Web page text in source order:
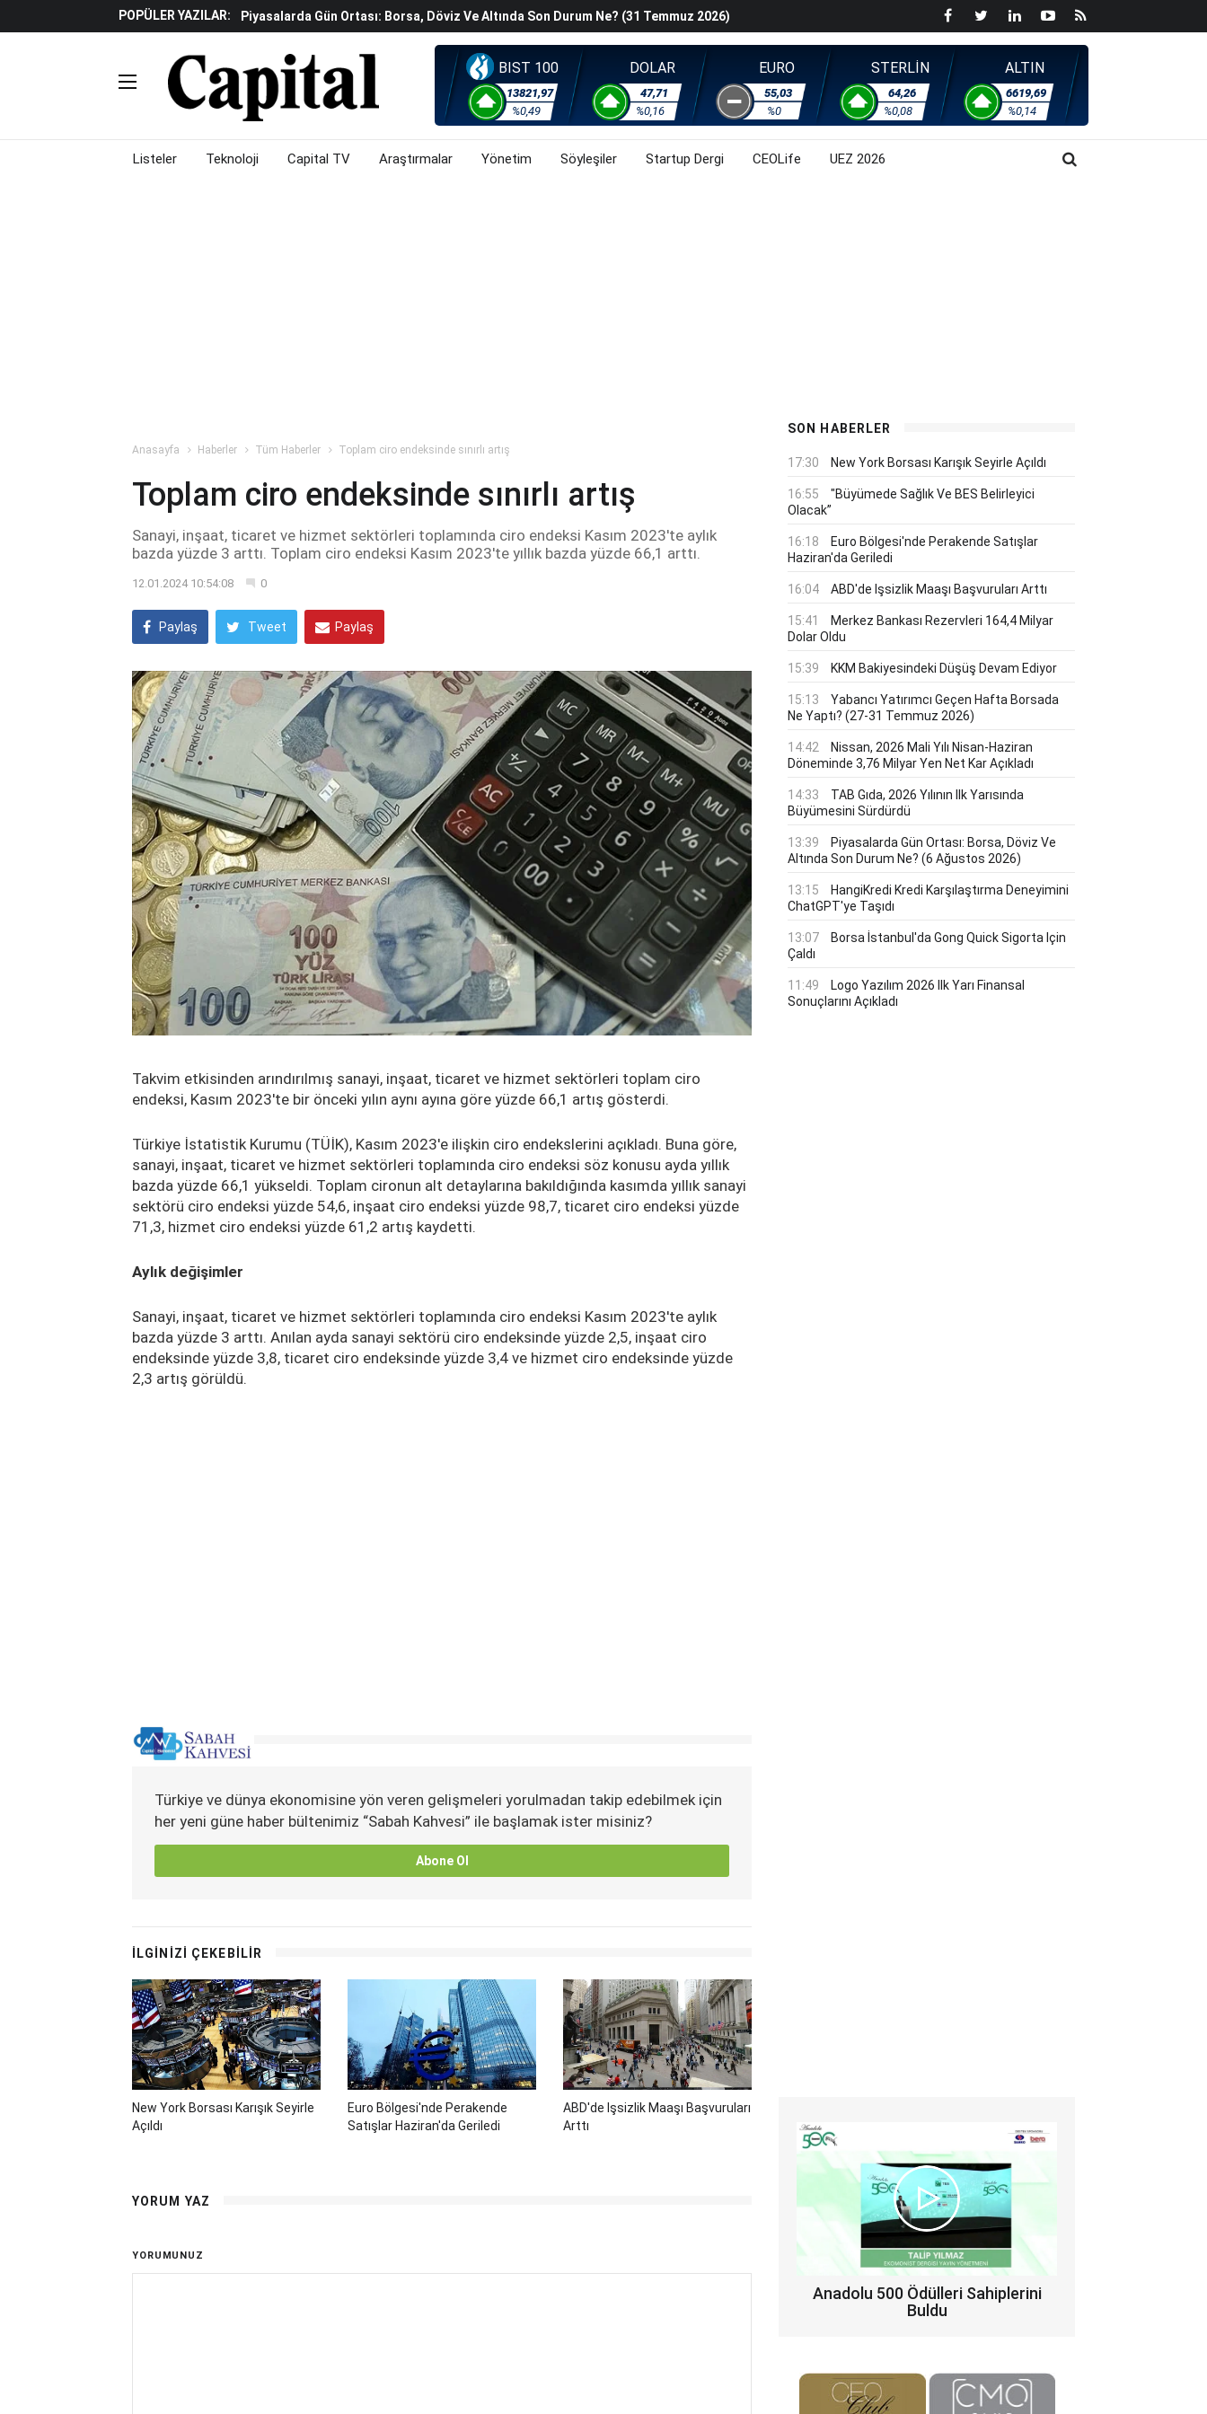
POPÜLER YAZILAR:
Yapay Zeka Reklamlarında Kurallar Değişiyor
Beyaz Eşya Sektöründe Daralma Sürüyor
Döviz Ve Altın Güne Nasıl Başladı? (31 Temmuz 2026)
Küresel Piyasalarda Teknoloji Rallisi Risk Iştahını Artırdı
Piyasalarda Gün Ortası: Borsa, Döviz Ve Altında Son Durum Ne? (31 Temmuz 2026)
BIST 100
13821,97
%0,49
DOLAR
47,71
%0,16
EURO
55,03
%0
STERLİN
64,26
%0,08
ALTIN
6619,69
%0,14
Listeler Teknoloji Capital TV Araştırmalar Yönetim Söyleşiler Startup Dergi CEOLife UEZ 2026
Anasayfa Haberler Tüm Haberler Toplam ciro endeksinde sınırlı artış
Toplam ciro endeksinde sınırlı artış
Sanayi, inşaat, ticaret ve hizmet sektörleri toplamında ciro endeksi Kasım 2023'te aylık
bazda yüzde 3 arttı. Toplam ciro endeksi Kasım 2023'te yıllık bazda yüzde 66,1 arttı.
12.01.2024 10:54:08 0
Paylaş Tweet Paylaş
Takvim etkisinden arındırılmış sanayi, inşaat, ticaret ve hizmet sektörleri toplam ciro
endeksi, Kasım 2023'te bir önceki yılın aynı ayına göre yüzde 66,1 artış gösterdi.
Türkiye İstatistik Kurumu (TÜİK), Kasım 2023'e ilişkin ciro endekslerini açıkladı. Buna göre,
sanayi, inşaat, ticaret ve hizmet sektörleri toplamında ciro endeksi söz konusu ayda yıllık
bazda yüzde 66,1 yükseldi. Toplam cironun alt detaylarına bakıldığında kasımda yıllık sanayi
sektörü ciro endeksi yüzde 54,6, inşaat ciro endeksi yüzde 98,7, ticaret ciro endeksi yüzde
71,3, hizmet ciro endeksi yüzde 61,2 artış kaydetti.
Aylık değişimler
Sanayi, inşaat, ticaret ve hizmet sektörleri toplamında ciro endeksi Kasım 2023'te aylık
bazda yüzde 3 arttı. Anılan ayda sanayi sektörü ciro endeksinde yüzde 2,5, inşaat ciro
endeksinde yüzde 3,8, ticaret ciro endeksinde yüzde 3,4 ve hizmet ciro endeksinde yüzde
2,3 artış görüldü.
Türkiye ve dünya ekonomisine yön veren gelişmeleri yorulmadan takip edebilmek için
her yeni güne haber bültenimiz “Sabah Kahvesi” ile başlamak ister misiniz?
Abone Ol
İLGİNİZİ ÇEKEBİLİR
New York Borsası Karışık Seyirle
Açıldı
Euro Bölgesi'nde Perakende
Satışlar Haziran'da Geriledi
ABD'de Işsizlik Maaşı Başvuruları
Arttı
YORUM YAZ
YORUMUNUZ
SON HABERLER
17:30 New York Borsası Karışık Seyirle Açıldı
16:55
"Büyümede Sağlık Ve BES Belirleyici
Olacak”
16:18
Euro Bölgesi'nde Perakende Satışlar
Haziran'da Geriledi
16:04 ABD'de Işsizlik Maaşı Başvuruları Arttı
15:41
Merkez Bankası Rezervleri 164,4 Milyar
Dolar Oldu
15:39 KKM Bakiyesindeki Düşüş Devam Ediyor
15:13
Yabancı Yatırımcı Geçen Hafta Borsada
Ne Yaptı? (27-31 Temmuz 2026)
14:42
Nissan, 2026 Mali Yılı Nisan-Haziran
Döneminde 3,76 Milyar Yen Net Kar Açıkladı
14:33
TAB Gıda, 2026 Yılının Ilk Yarısında
Büyümesini Sürdürdü
13:39
Piyasalarda Gün Ortası: Borsa, Döviz Ve
Altında Son Durum Ne? (6 Ağustos 2026)
13:15
HangiKredi Kredi Karşılaştırma Deneyimini
ChatGPT'ye Taşıdı
13:07
Borsa İstanbul'da Gong Quick Sigorta Için
Çaldı
11:49
Logo Yazılım 2026 Ilk Yarı Finansal
Sonuçlarını Açıkladı
Anadolu 500 Ödülleri Sahiplerini
Buldu